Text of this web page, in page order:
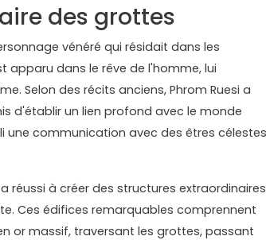
des grottes
vénéré qui résidait dans les
apparu dans le rêve de l'homme, lui
Selon des récits anciens, Phrom Ruesi a
d'établir un lien profond avec le monde
une communication avec des êtres célestes
réussi à créer des structures extraordinaires
Ces édifices remarquables comprennent
or massif, traversant les grottes, passant